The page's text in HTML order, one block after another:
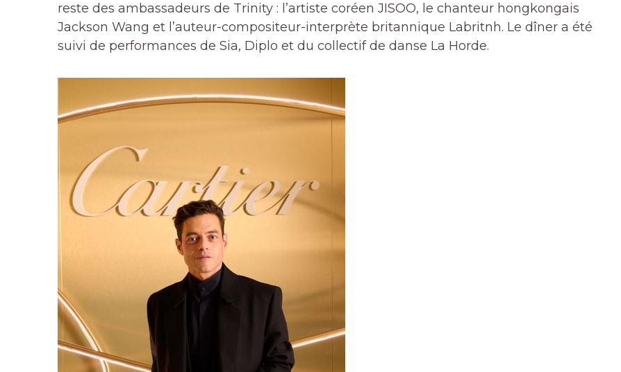
reste des ambassadeurs de Trinity : l’artiste coréen JISOO, le chanteur hongkongais
Jackson Wang et l’auteur-compositeur-interprète britannique Labritnh. Le dîner a été
suivi de performances de Sia, Diplo et du collectif de danse La Horde.